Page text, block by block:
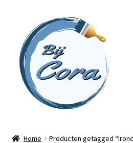
naar
navigatie
inhoud
Home Producten getagged